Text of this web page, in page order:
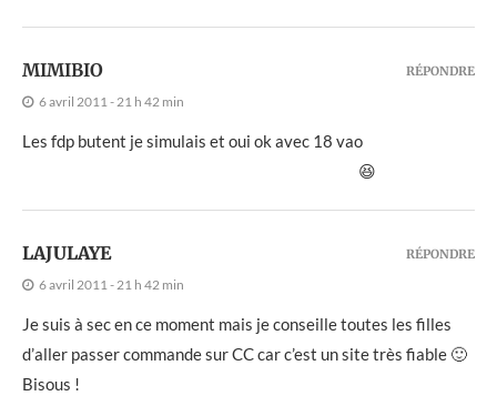
MIMIBIO
6 avril 2011 - 21 h 42 min
Les fdp butent je simulais et oui ok avec 18 vao
😆
RÉPONDRE
LAJULAYE
6 avril 2011 - 21 h 42 min
Je suis à sec en ce moment mais je conseille toutes les filles
d’aller passer commande sur CC car c’est un site très fiable 🙂
Bisous !
RÉPONDRE